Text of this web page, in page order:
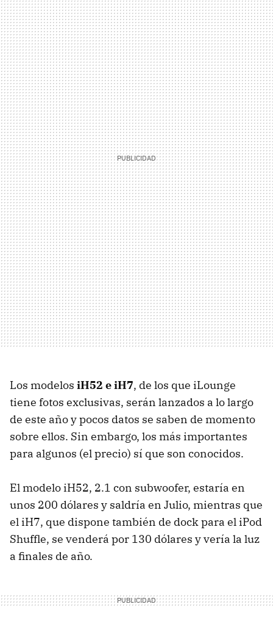
Los modelos iH52 e iH7, de los que iLounge
tiene fotos exclusivas, serán lanzados a lo largo
de este año y pocos datos se saben de momento
sobre ellos. Sin embargo, los más importantes
para algunos (el precio) sí que son conocidos.
El modelo iH52, 2.1 con subwoofer, estaría en
unos 200 dólares y saldría en Julio, mientras que
el iH7, que dispone también de dock para el iPod
Shuffle, se venderá por 130 dólares y vería la luz
a finales de año.